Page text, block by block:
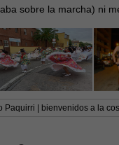
sobre la marcha) ni
Paquirri | bienvenidos a la